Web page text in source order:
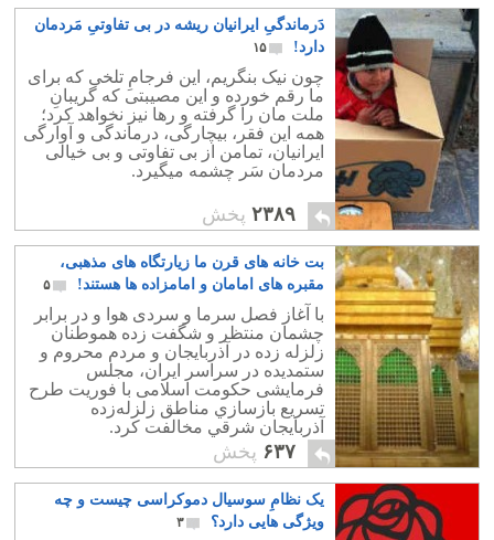
دَرماندگیِ ایرانیان ریشه در بی تفاوتیِ مَردمان
دارد!
۱۵
چون نیک بنگریم، این فرجامِ تلخی که برای
ما رقم خورده و این مصیبتی که گریبانِ
ملت مان را گرفته و رها نیز نخواهد کرد؛
همه این فقر، بیچارگی، درماندگی و آوارگی
ایرانیان، تمامن از بی تفاوتی و بی خیالی
مردمان سَر چشمه میگیرد.
۲۳۸۹ پخش
بت خانه های قرن ما زیارتگاه های مذهبی،
مقبره های امامان و امامزاده ها هستند!
۵
با آغاز فصل سرما و سردی هوا و در برابر
چشمان منتظر و شگفت زده هموطنان
زلزله زده در آذربایجان و مردم محروم و
ستمدیده در سراسر ایران، مجلس
فرمایشی حکومت اسلامی با فوريت طرح
تسريع بازسازي مناطق زلزله‌زده
آذربايجان شرقي مخالفت کرد.
۶۳۷ پخش
یک نظامِ سوسیال دموکراسی چیست و چه
ویژگی هایی دارد؟
۳